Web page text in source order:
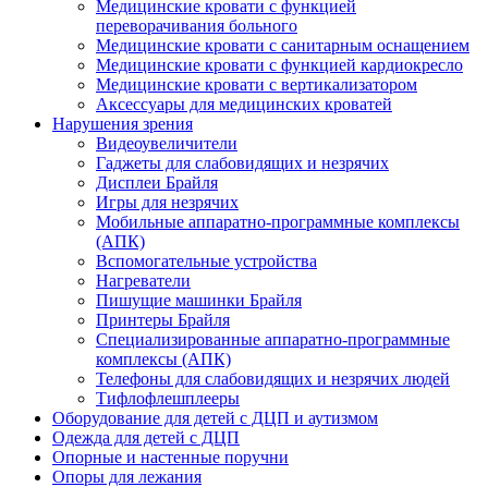
Медицинские кровати с функцией
переворачивания больного
Медицинские кровати с санитарным оснащением
Медицинские кровати с функцией кардиокресло
Медицинские кровати с вертикализатором
Аксессуары для медицинских кроватей
Нарушения зрения
Видеоувеличители
Гаджеты для слабовидящих и незрячих
Дисплеи Брайля
Игры для незрячих
Мобильные аппаратно-программные комплексы
(АПК)
Вспомогательные устройства
Нагреватели
Пишущие машинки Брайля
Принтеры Брайля
Специализированные аппаратно-программные
комплексы (АПК)
Телефоны для слабовидящих и незрячих людей
Тифлофлешплееры
Оборудование для детей с ДЦП и аутизмом
Одежда для детей с ДЦП
Опорные и настенные поручни
Опоры для лежания